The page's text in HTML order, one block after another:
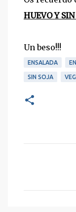
HUEVO Y
Un beso!!!
ENSALADA
SIN SOJA